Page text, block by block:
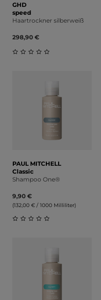
GHD
speed
Haartrockner silberweiß
298,90 €
PAUL MITCHELL
Classic
Shampoo One®
9,90 €
(132,00 € / 1000 Milliliter)